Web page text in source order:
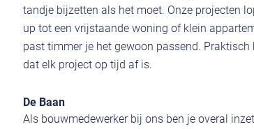
tandje bijzetten als het moet. Onze projecten
up tot een vrijstaande woning of klein
past timmer je het gewoon passend.
dat elk project op tijd af is.
De Baan
Als bouwmedewerker bij ons ben je overal